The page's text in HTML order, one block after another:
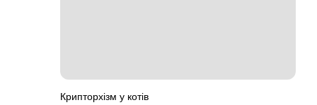
Крипторхізм у котів